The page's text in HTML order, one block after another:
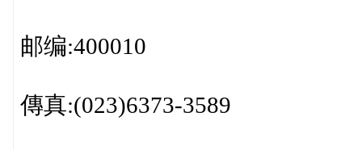
邮编:400010
傳真:(023)6373-3589